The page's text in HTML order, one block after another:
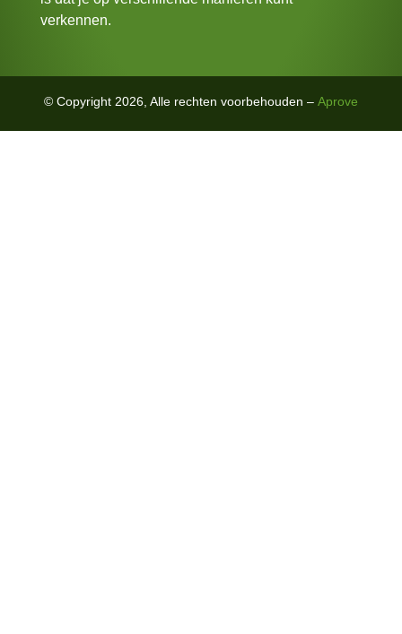
verkennen.
© Copyright 2026, Alle rechten voorbehouden – Aprove